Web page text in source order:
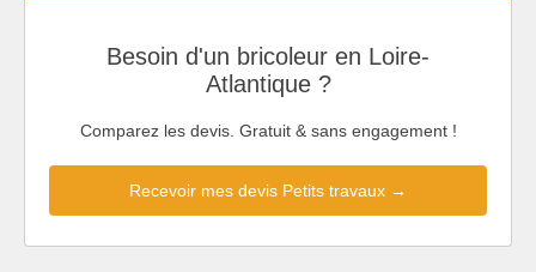
Besoin d'un bricoleur en Loire-
Atlantique ?
Comparez les devis. Gratuit & sans engagement !
Recevoir mes devis Petits travaux →